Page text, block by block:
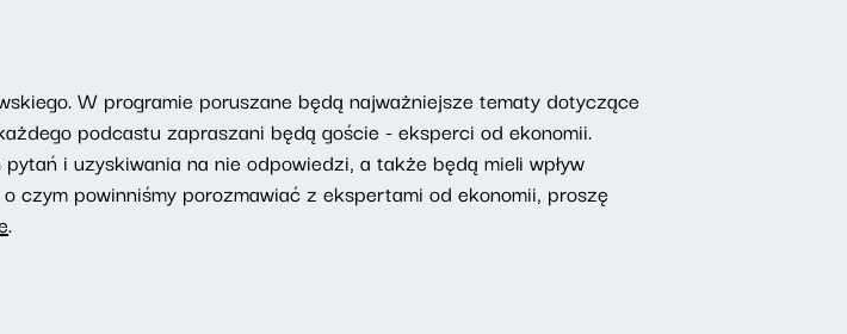
W programie poruszane będą najważniejsze tematy dotyczące
podcastu zapraszani będą goście - eksperci od ekonomii.
i uzyskiwania na nie odpowiedzi, a także będą mieli wpływ
czym powinniśmy porozmawiać z ekspertami od ekonomii, proszę
.